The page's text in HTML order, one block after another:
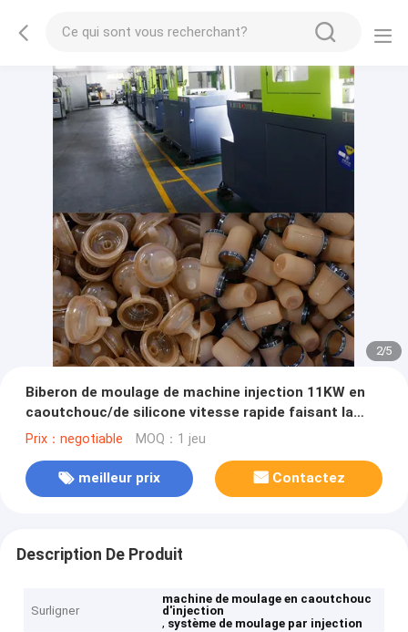
2/5
Biberon de moulage de machine injection 11KW en
caoutchouc/de silicone vitesse rapide faisant la
machine
Prix：negotiable MOQ：1 jeu
meilleur prix Contactez
Description De Produit
Surligner
machine de moulage en caoutchouc
d'injection
, système de moulage par injection